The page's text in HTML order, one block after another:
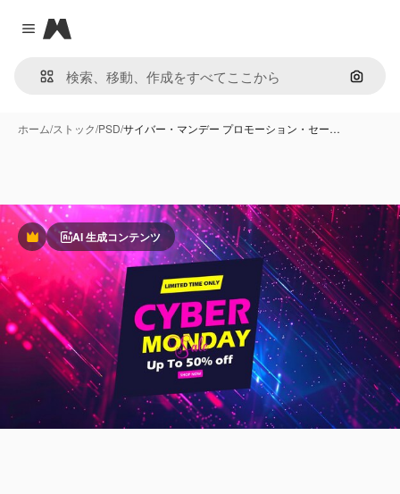
Close menu
Magnific
画像で
ホーム/ストック/PSD/サイバー・マンデー プロモーション・セー…
PremiumAI 生成コンテンツ